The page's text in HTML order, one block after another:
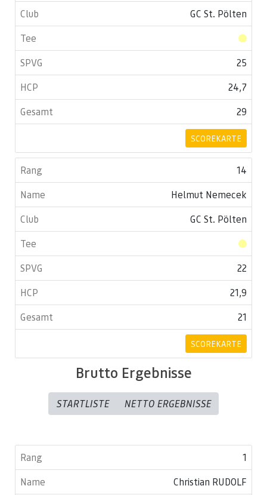
GC St. Pölten
25
24,7
29
SCOREKARTE
14
Helmut Nemecek
GC St. Pölten
22
21,9
21
SCOREKARTE
Brutto Ergebnisse
STARTLISTE NETTO ERGEBNISSE
1
Christian RUDOLF